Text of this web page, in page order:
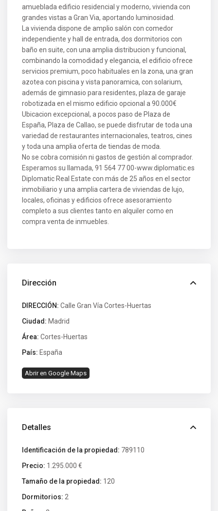
amueblada edificio residencial y moderno, vivienda con
grandes vistas a Gran Via, aportando luminosidad.
La vivienda dispone de amplio salón con comedor
independiente y hall de entrada, dos dormitorios con
baño en suite, con una amplia distribucion y funcional,
combinando la comodidad y elegancia, el edificio ofrece
servicios premium, poco habituales en la zona, una gran
azotea con piscina y vista panoramica, con solarium,
además de gimnasio para residentes, plaza de garaje
robotizada en el mismo edificio opcional a 90.000€
Ubicacion excepcional, a pocos paso de Plaza de
España, Plaza de Callao, se puede disfrutar de toda una
variedad de restaurantes internacionales, teatros, cines
y toda una amplia oferta de tiendas de moda.
No se cobra comisión ni gastos de gestión al comprador.
Esperamos su llamada, 91 564 77 00-www.diplomatic.es
Diplomatic Real Estate con más de 25 años en el sector
inmobiliario y una amplia cartera de viviendas de lujo,
locales, oficinas y edificios ofrece asesoramiento
completo a sus clientes tanto en alquiler como en
compra venta de inmuebles.
Dirección
DIRECCIÓN: Calle Gran Vía Cortes-Huertas
Ciudad: Madrid
Área: Cortes-Huertas
País: España
Abrir en Google Maps
Detalles
Identificación de la propiedad: 789110
Precio: 1.295.000 €
Tamaño de la propiedad: 120
Dormitorios: 2